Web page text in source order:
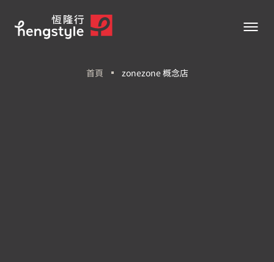
首頁 zonezone 概念店